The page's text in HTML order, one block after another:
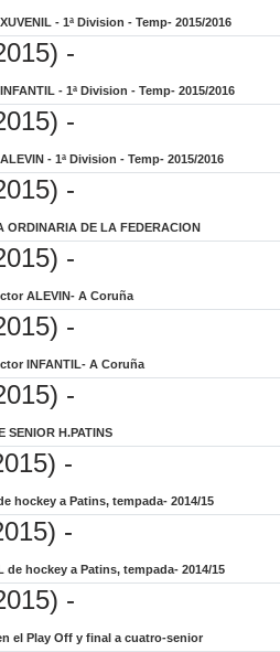
- 1ª Division - Temp- 2015/2016
-
- 1ª Division - Temp- 2015/2016
-
- 1ª Division - Temp- 2015/2016
-
ORDINARIA DE LA FEDERACION
-
ALEVIN- A Coruña
-
INFANTIL- A Coruña
-
SENIOR H.PATINS
-
hockey a Patins, tempada- 2014/15
-
de hockey a Patins, tempada- 2014/15
-
el Play Off y final a cuatro-senior